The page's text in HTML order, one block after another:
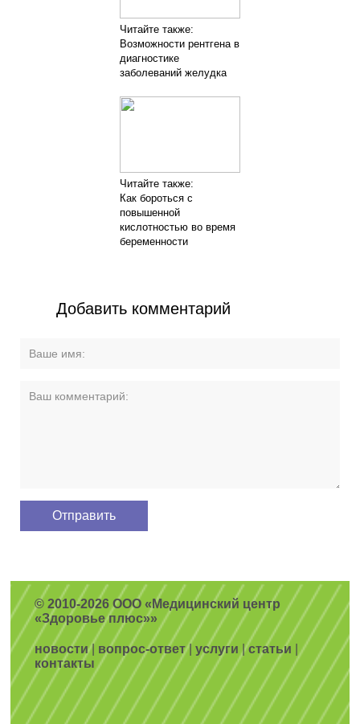
Читайте также:
Возможности рентгена в
диагностике
заболеваний желудка
Читайте также:
Как бороться с
повышенной
кислотностью во время
беременности
Добавить комментарий
© 2010-2026 ООО «Медицинский центр
«Здоровье плюс»»
новости| вопрос-ответ|услуги |статьи
контакты